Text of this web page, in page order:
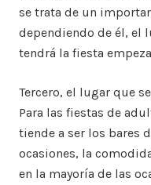
se trata de un
dependiendo de él, el
tendrá la fiesta
Tercero, el lugar que
Para las fiestas de
tiende a ser los bares
ocasiones, la
en la mayoría de las